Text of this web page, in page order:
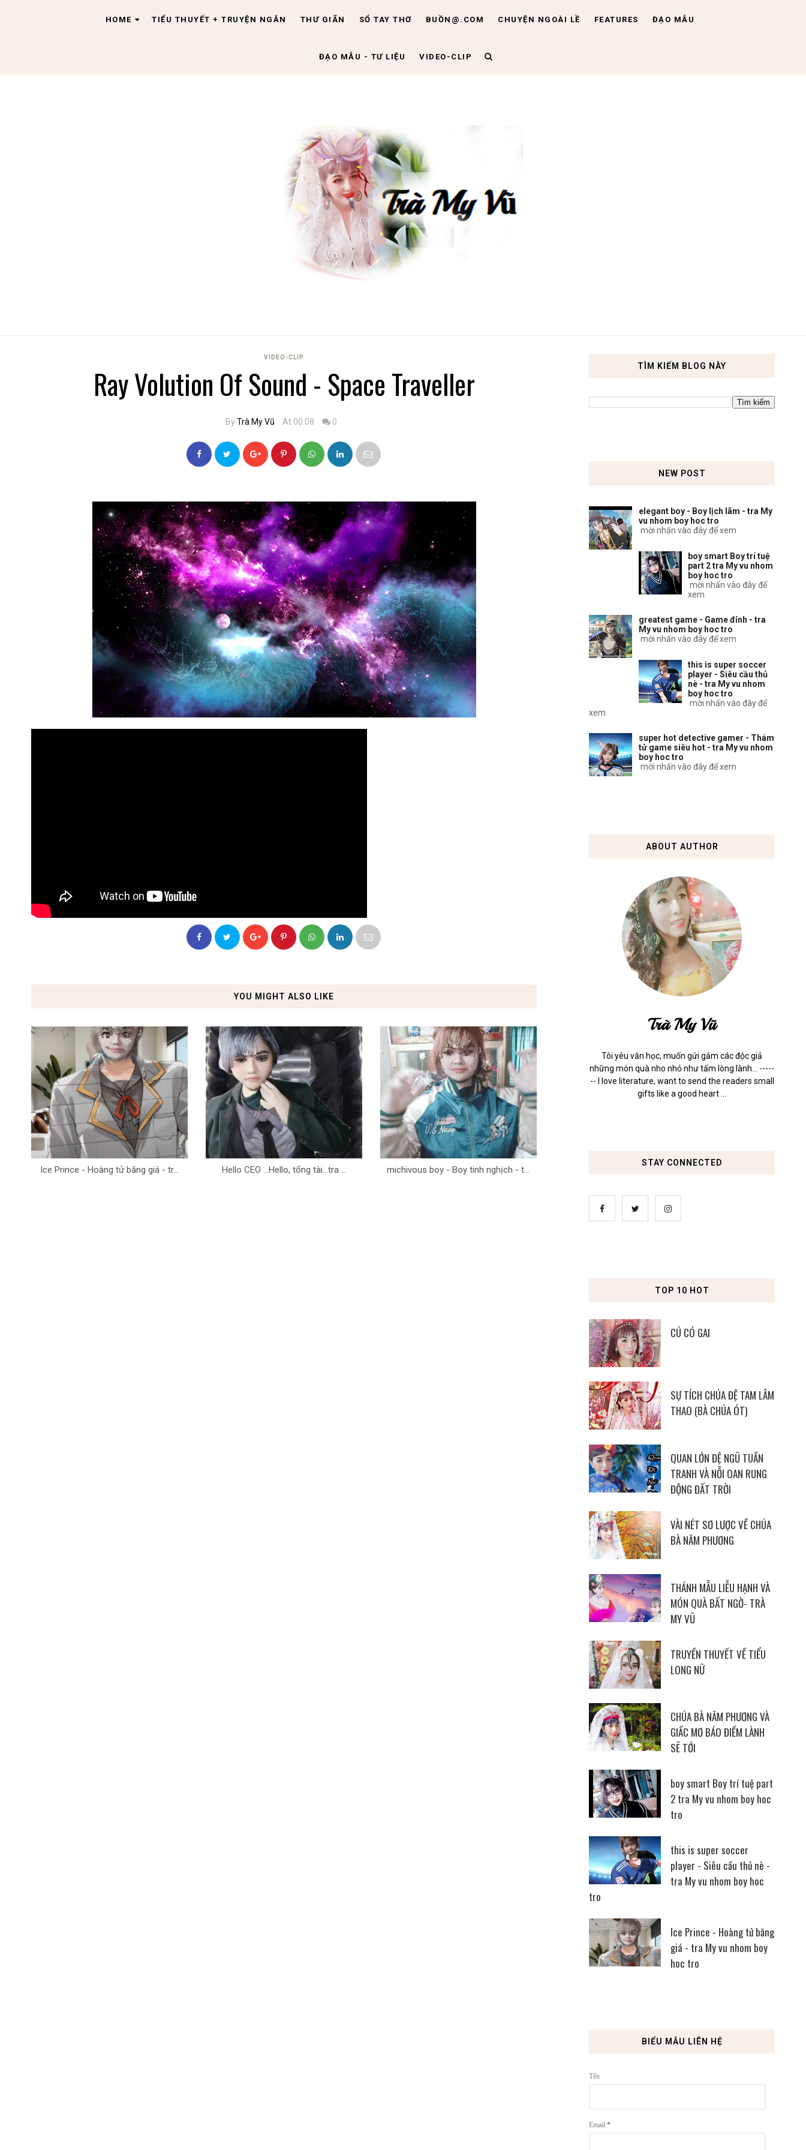
HOME TIỂU THUYẾT + TRUYỆN NGẮN THƯ GIÃN SỔ TAY THƠ BUỒN@.COM CHUYỆN NGOÀI LỀ FEATURES ĐẠO MẪU
ĐẠO MẪU - TƯ LIỆU VIDEO-CLIP
VIDEO-CLIP
Ray Volution Of Sound - Space Traveller
ByTrà My Vũ At 00:08 0
YOU MIGHT ALSO LIKE
Ice Prince - Hoàng tử băng giá - tr... Hello CEO ...Hello, tổng tài...tra ... michivous boy - Boy tinh nghịch - t...
TÌM KIẾM BLOG NÀY
NEW POST
elegant boy - Boy lịch lãm - tra My
vu nhom boy hoc tro
mời nhấn vào đây để xem
boy smart Boy trí tuệ
part 2 tra My vu nhom
boy hoc tro
mời nhấn vào đây để
xem
greatest game - Game đỉnh - tra
My vu nhom boy hoc tro
mời nhấn vào đây để xem
this is super soccer
player - Siêu cầu thủ
nè - tra My vu nhom
boy hoc tro
mời nhấn vào đây để
xem
super hot detective gamer - Thám
tử game siêu hot - tra My vu nhom
boy hoc tro
mời nhấn vào đây để xem
ABOUT AUTHOR
Trà My Vũ
Tôi yêu văn học, muốn gửi gắm các độc giả
những món quà nho nhỏ như tấm lòng lành... -----
-- I love literature, want to send the readers small
gifts like a good heart ...
STAY CONNECTED
TOP 10 HOT
CÚ CÓ GAI
SỰ TÍCH CHÚA ĐỆ TAM LÂM
THAO (BÀ CHÚA ÓT)
QUAN LỚN ĐỆ NGŨ TUẦN
TRANH VÀ NỖI OAN RUNG
ĐỘNG ĐẤT TRỜI
VÀI NÉT SƠ LƯỢC VỀ CHÚA
BÀ NĂM PHƯƠNG
THÁNH MẪU LIỄU HẠNH VÀ
MÓN QUÀ BẤT NGỜ- TRÀ
MY VŨ
TRUYỀN THUYẾT VỀ TIỂU
LONG NỮ
CHÚA BÀ NĂM PHƯƠNG VÀ
GIẤC MƠ BÁO ĐIỀM LÀNH
SẼ TỚI
boy smart Boy trí tuệ part
2 tra My vu nhom boy hoc
tro
this is super soccer
player - Siêu cầu thủ nè -
tra My vu nhom boy hoc
tro
Ice Prince - Hoàng tử băng
giá - tra My vu nhom boy
hoc tro
BIỂU MẪU LIÊN HỆ
Tên
Email *